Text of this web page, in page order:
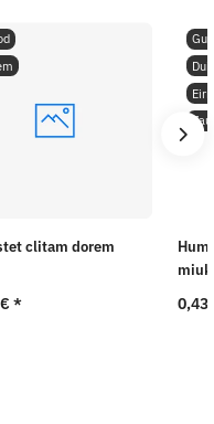
clitam dorem
*
0,43